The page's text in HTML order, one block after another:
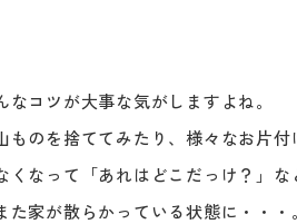
コツが大事な気がしますよね。
のを捨ててみたり、様々なお片付
なって「あれはどこだっけ？」
家が散らかっている状態に・・・。